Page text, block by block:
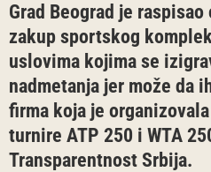
Grad Beograd je
zakup sportskog
uslovima kojima se
nadmetanja jer može da
firma koja je
turnire ATP 250 i WTA
Transparentnost Srbija.